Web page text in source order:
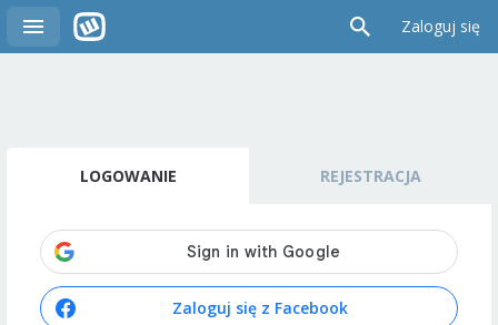
Zaloguj się
LOGOWANIE REJESTRACJA
Zaloguj się z Facebook